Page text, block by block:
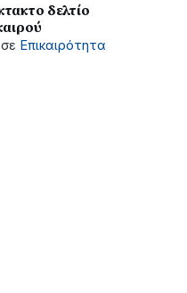
δελτίο
σε Επικαιρότητα